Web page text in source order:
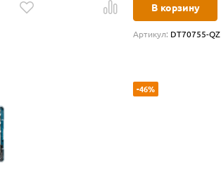
В корзину
Артикул: DT70755-QZ
-46%